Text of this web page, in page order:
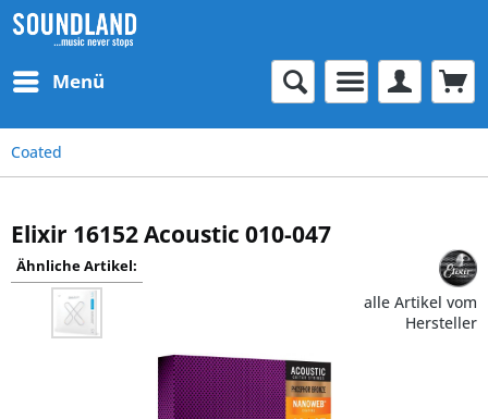
Menü
Coated
Elixir 16152 Acoustic 010-047
Ähnliche Artikel:
alle Artikel vom
Hersteller